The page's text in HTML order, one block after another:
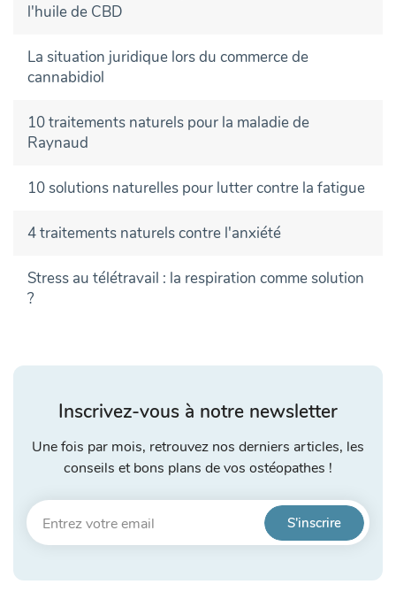
l'huile de CBD
La situation juridique lors du commerce de
cannabidiol
10 traitements naturels pour la maladie de
Raynaud
10 solutions naturelles pour lutter contre la fatigue
4 traitements naturels contre l'anxiété
Stress au télétravail : la respiration comme solution
?
Inscrivez-vous à notre newsletter
Une fois par mois, retrouvez nos derniers articles, les
conseils et bons plans de vos ostéopathes !